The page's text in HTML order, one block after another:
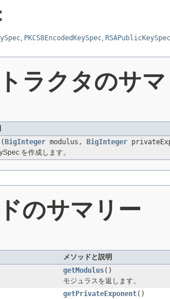
PKCS8EncodedKeySpec RSAPublicKeySpec
ラクタのサ
(BigInteger modulus, BigInteger
を作成します。
のサマリー
メソッドと説明
getModulus()
モジュラスを返します。
getPrivateExponent()